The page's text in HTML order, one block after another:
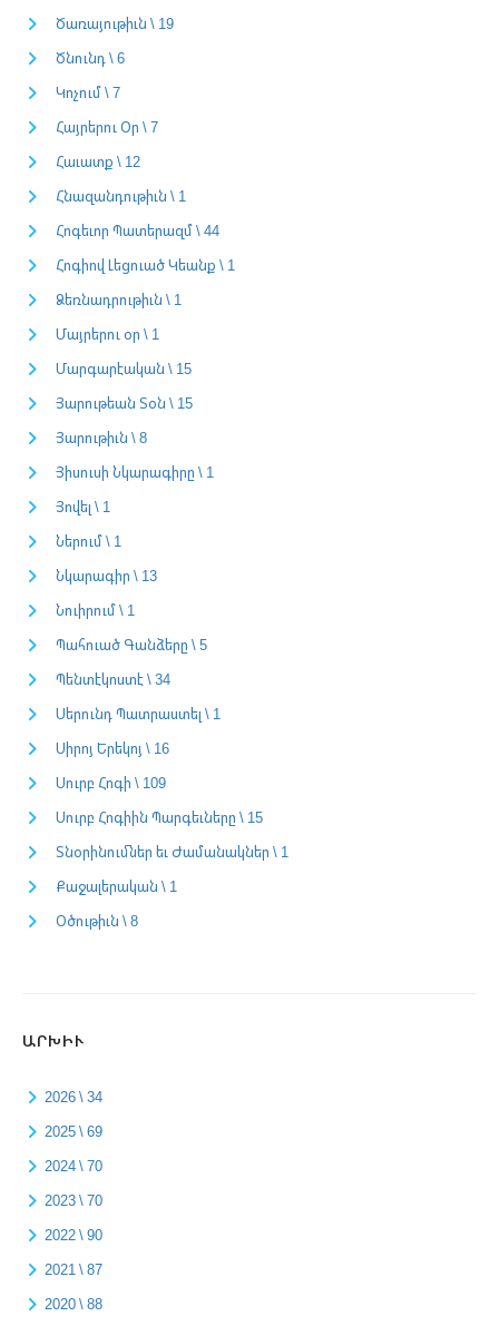
Ծառայութիւն \ 19
Ծնունդ \ 6
Կոչում \ 7
Հայրերու Օր \ 7
Հաւատք \ 12
Հնազանդութիւն \ 1
Հոգեւոր Պատերազմ \ 44
Հոգիով Լեցուած Կեանք \ 1
Ձեռնադրութիւն \ 1
Մայրերու օր \ 1
Մարգարէական \ 15
Յարութեան Տօն \ 15
Յարութիւն \ 8
Յիսուսի Նկարագիրը \ 1
Յովել \ 1
Ներում \ 1
Նկարագիր \ 13
Նուիրում \ 1
Պահուած Գանձերը \ 5
Պենտէկոստէ \ 34
Սերունդ Պատրաստել \ 1
Սիրոյ Երեկոյ \ 16
Սուրբ Հոգի \ 109
Սուրբ Հոգիին Պարգեւները \ 15
Տնօրինումներ եւ Ժամանակներ \ 1
Քաջալերական \ 1
Օծութիւն \ 8
ԱՐԽԻՒ
2026 \ 34
2025 \ 69
2024 \ 70
2023 \ 70
2022 \ 90
2021 \ 87
2020 \ 88